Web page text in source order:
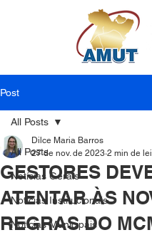
Post
All Posts
Notícias Gerais
Notícias Institucionais
Notícias Municipais
All Posts
GESTORES
ATENTAR ÀS
REGRAS DO
Dilce Maria Barros
27 de nov. de 2023 2 min de